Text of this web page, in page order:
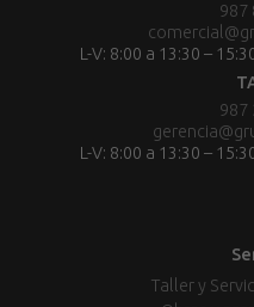
987
L-V: 8:00 a 13:30 –
987
L-V: 8:00 a 13:30 –
Taller y